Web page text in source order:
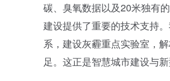
碳、臭氧数据以及20米独有
建设提供了重要的技术支持
系，建设灰霾重点实验室，
足。这正是智慧城市建设与